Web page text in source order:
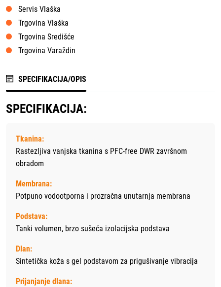
Servis Vlaška
Trgovina Vlaška
Trgovina Središće
Trgovina Varaždin
SPECIFIKACIJA/OPIS
SPECIFIKACIJA:
Tkanina:
Rastezljiva vanjska tkanina s PFC-free DWR završnom
obradom
Membrana:
Potpuno vodootporna i prozračna unutarnja membrana
Podstava:
Tanki volumen, brzo sušeća izolacijska podstava
Dlan:
Sintetička koža s gel podstavom za prigušivanje vibracija
Prijanjanje dlana: